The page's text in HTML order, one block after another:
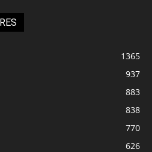
1365
937
883
838
770
626